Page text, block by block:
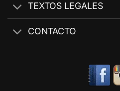
TEXTOS LEGALES
CONTACTO